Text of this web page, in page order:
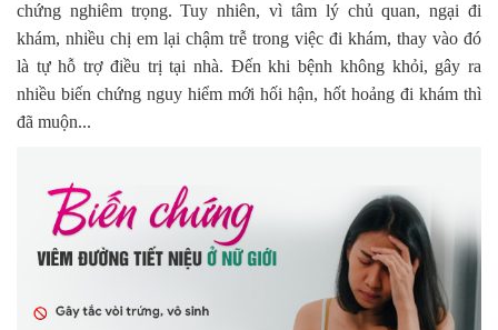
chứng nghiêm trọng. Tuy nhiên, vì tâm lý chủ quan, ngại đi
khám, nhiều chị em lại chậm trễ trong việc đi khám, thay vào đó
là tự hỗ trợ điều trị tại nhà. Đến khi bệnh không khỏi, gây ra
nhiều biến chứng nguy hiểm mới hối hận, hốt hoảng đi khám thì
đã muộn...